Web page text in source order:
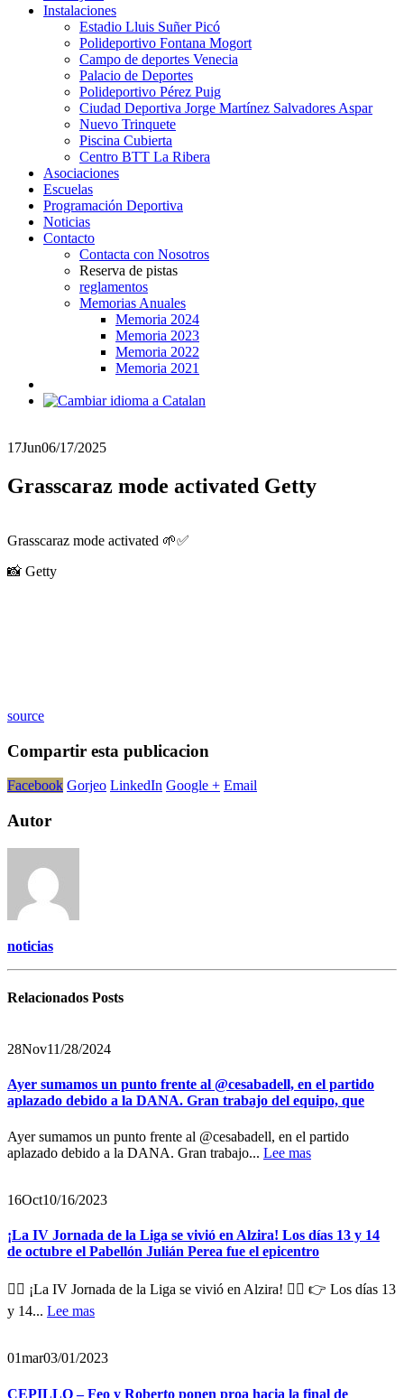
Instalaciones
Estadio Lluis Suñer Picó
Polideportivo Fontana Mogort
Campo de deportes Venecia
Palacio de Deportes
Polideportivo Pérez Puig
Ciudad Deportiva Jorge Martínez Salvadores Aspar
Nuevo Trinquete
Piscina Cubierta
Centro BTT La Ribera
Asociaciones
Escuelas
Programación Deportiva
Noticias
Contacto
Contacta con Nosotros
Reserva de pistas
reglamentos
Memorias Anuales
Memoria 2024
Memoria 2023
Memoria 2022
Memoria 2021
17Jun06/17/2025
Grasscaraz mode activated Getty
Grasscaraz mode activated 🌱✅
📸 Getty
source
Compartir esta publicacion
Facebook Gorjeo LinkedIn Google + Email
Autor
noticias
Relacionados Posts
28Nov11/28/2024
Ayer sumamos un punto frente al @cesabadell, en el partido
aplazado debido a la DANA. Gran trabajo del equipo, que
Ayer sumamos un punto frente al @cesabadell, en el partido
aplazado debido a la DANA. Gran trabajo... Lee mas
16Oct10/16/2023
¡La IV Jornada de la Liga se vivió en Alzira! Los días 13 y 14
de octubre el Pabellón Julián Perea fue el epicentro
🏋️‍♂️ ¡La IV Jornada de la Liga se vivió en Alzira! 🏋️‍♀️ 👉 Los días 13
y 14... Lee mas
01mar03/01/2023
CEPILLO – Feo y Roberto ponen proa hacia la final de